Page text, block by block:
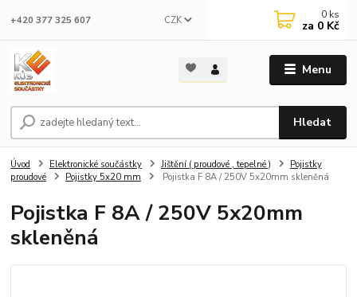
Menu
CZK
Hledat
+420 377 325 607 0 ks
za 0 Kč
Úvod Elektronické součástky Jištění ( proudové , tepelné )
Pojistky
proudové
Pojistky 5x20 mm Pojistka F 8A / 250V 5x20mm skleněná
Pojistka F 8A / 250V 5x20mm
skleněná